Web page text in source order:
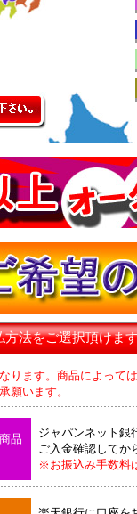
法をご選択頂けま
ります。商品によって
います。
品
ジャパンネット銀
ご入金確認してか
※お振込み手数料